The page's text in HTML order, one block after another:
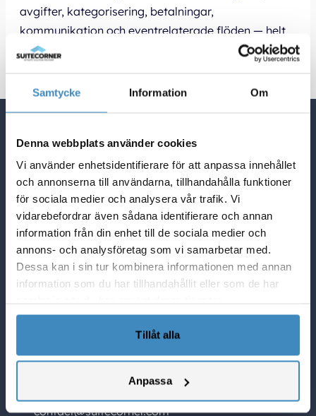
Samtycke Information Om
Denna webbplats använder cookies
Vi använder enhetsidentifierare för att anpassa innehållet
och annonserna till användarna, tillhandahålla funktioner
för sociala medier och analysera vår trafik. Vi
vidarebefordrar även sådana identifierare och annan
information från din enhet till de sociala medier och
annons- och analysföretag som vi samarbetar med.
Dessa kan i sin tur kombinera informationen med annan
information som du har tillhandahållit eller som de har
Tillåt alla
Anpassa
avgifter, kategorisering, betalningar,
kommunikation och eventrelaterade flöden — helt
integrerat i NetSuite.
Quick Links
NetSuite partner i Sverige
Lösningar i NetSuite
Vad Netsuite kan göra för er
SuiteCorner Privacy Policy
SuiteCorner License Agreement
SuiteCorner Solutions AB
Birger Jarlsgatan 2, plan 5
114 34 Stockholm
Tel: +46 (0)8 505 65 210
contact@suitecorner.com